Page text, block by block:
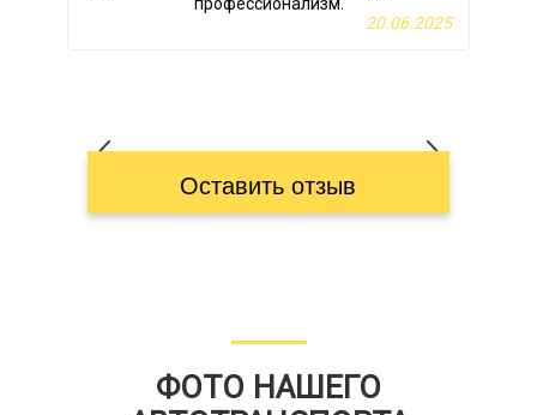
20.06.2025
Оставить отзыв
ФОТО НАШЕГО